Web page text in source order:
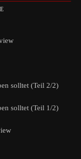
solltet (Teil 2/2)
solltet (Teil 1/2)